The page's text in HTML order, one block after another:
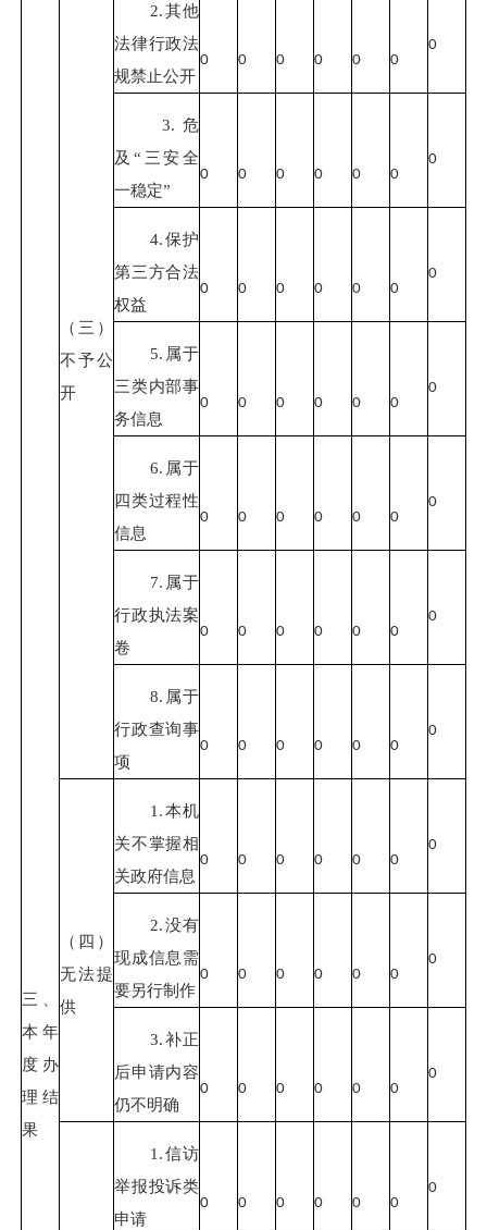
三、
本年
度办
理结
果
（三）
不予公
开
2.其他
法律行政法
规禁止公开
0 0 0 0 0 0
0
3.危
及“三安全
一稳定”
0 0 0 0 0 0
0
4.保护
第三方合法
权益
0 0 0 0 0 0
0
5.属于
三类内部事
务信息
0 0 0 0 0 0
0
6.属于
四类过程性
信息
0 0 0 0 0 0
0
7.属于
行政执法案
卷
0 0 0 0 0 0
0
8.属于
行政查询事
项
0 0 0 0 0 0
0
（四）
无法提
供
1.本机
关不掌握相
关政府信息
0 0 0 0 0 0
0
2.没有
现成信息需
要另行制作
0 0 0 0 0 0
0
3.补正
后申请内容
仍不明确
0 0 0 0 0 0
0
1.信访
举报投诉类
申请
0 0 0 0 0 0
0